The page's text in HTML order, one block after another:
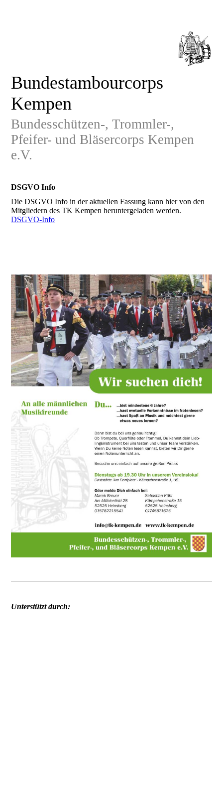
Bundestambourcorps
Kempen
Bundesschützen-, Trommler-,
Pfeifer- und Bläsercorps Kempen
e.V.
DSGVO Info
Die DSGVO Info in der aktuellen Fassung kann hier von den
Mitgliedern des TK Kempen heruntergeladen werden.
DSGVO-Info
Unterstützt durch: